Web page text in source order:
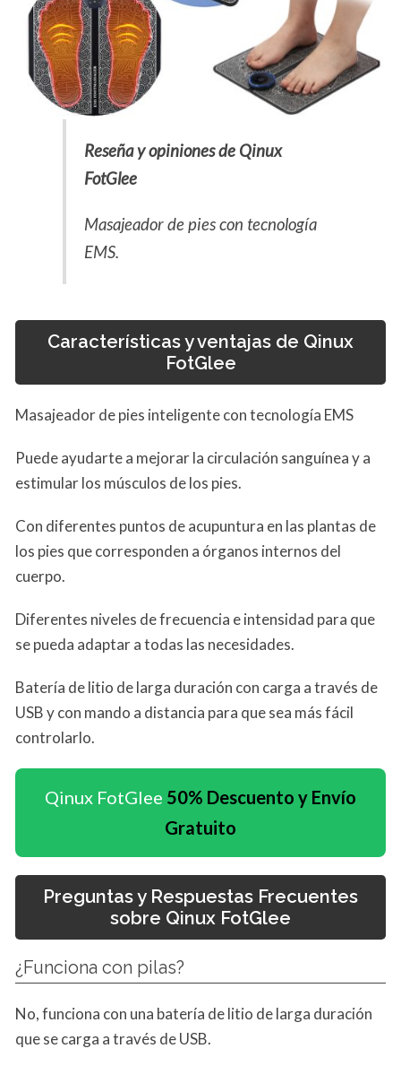
Reseña y opiniones de Qinux
FotGlee
Masajeador de pies con tecnología
EMS.
Características y ventajas de Qinux
FotGlee
Masajeador de pies inteligente con tecnología EMS
Puede ayudarte a mejorar la circulación sanguínea y a
estimular los músculos de los pies.
Con diferentes puntos de acupuntura en las plantas de
los pies que corresponden a órganos internos del
cuerpo.
Diferentes niveles de frecuencia e intensidad para que
se pueda adaptar a todas las necesidades.
Batería de litio de larga duración con carga a través de
USB y con mando a distancia para que sea más fácil
controlarlo.
Qinux FotGlee 50% Descuento y Envío
Gratuito
Preguntas y Respuestas Frecuentes
sobre Qinux FotGlee
¿Funciona con pilas?
No, funciona con una batería de litio de larga duración
que se carga a través de USB.